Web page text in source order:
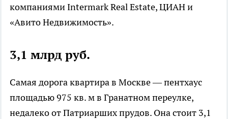
компаниями Intermark Real Estate, ЦИАН и
«Авито Недвижимость».
3,1 млрд руб.
Самая дорога квартира в Москве — пентхаус
площадью 975 кв. м в Гранатном переулке,
недалеко от Патриарших прудов. Она стоит 3,1